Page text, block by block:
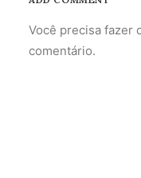
Você precisa fazer
comentário.